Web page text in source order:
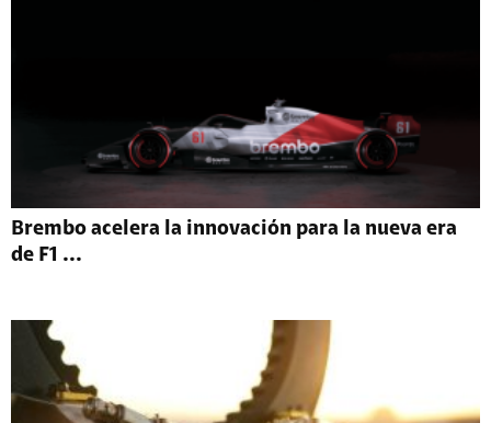
Brembo acelera la innovación para la nueva era
de F1 ...